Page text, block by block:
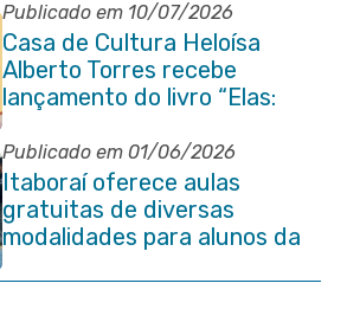
Publicado em 10/07/2026
Casa de Cultura Heloísa
Alberto Torres recebe
lançamento do livro “Elas:
Mulheres do Antigo
Testamento”
Publicado em 01/06/2026
Itaboraí oferece aulas
gratuitas de diversas
modalidades para alunos da
rede municipal de ensino